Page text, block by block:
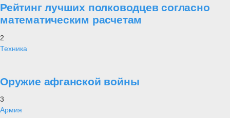
Рейтинг лучших полководцев согласно
математическим расчетам
2
Техника
Оружие афганской войны
3
Армия